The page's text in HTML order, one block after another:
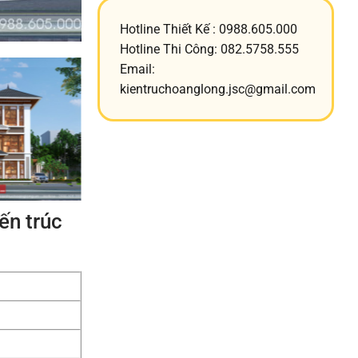
trúc
Hotline Thiết Kế : 0988.605.000
Hotline Thi Công: 082.5758.555
Email:
kientruchoanglong.jsc@gmail.com